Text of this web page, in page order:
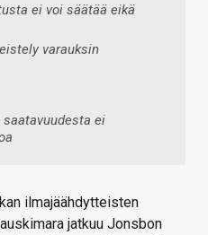
ei voi säätää eikä
varauksin
saatavuudesta ei
ilmajäähdytteisten
jatkuu Jonsbon